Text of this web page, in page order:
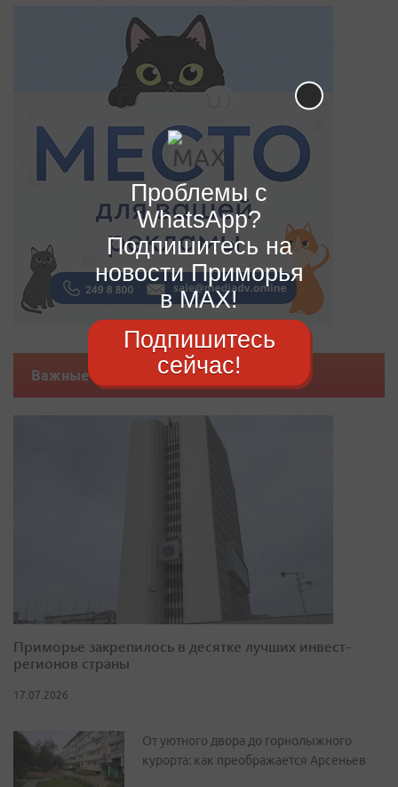
Важные новости
Приморье закрепилось в десятке лучших инвест-
регионов страны
17.07.2026
От уютного двора до горнолыжного
курорта: как преображается Арсеньев
Проблемы с
WhatsApp?
Подпишитесь на
новости Приморья
в MAX!
Подпишитесь
сейчас!